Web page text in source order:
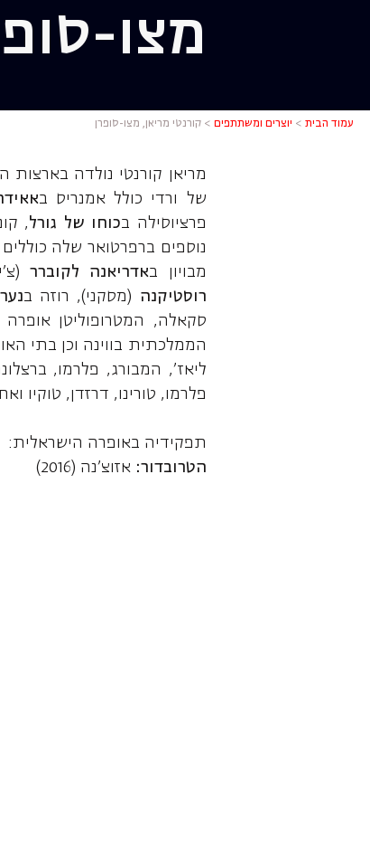
קורנטי
מצו-
עמוד הבית > יוצרים ומשתתפים >קורנטי מריאן, מצו-סופרן
מריאן קורנטי נולדה
של ורדי כולל אמנריס ב
פרציוסילה בכוחו של גורל,
נוספים ברפרטואר שלה
מבויון באדריאנה לקוברר
רוסטיקנה (מסקני), רוזה ב
סקאלה, המטרופוליטן אופרה
הממלכתית בווינה וכן בתי
ליאז', המבורג, פלרמו,
פלרמו, טורינו, דרזדן, טוקיו
תפקידיה באופרה הישראלית:
הטרובדור: אזוצ'נה (2016)